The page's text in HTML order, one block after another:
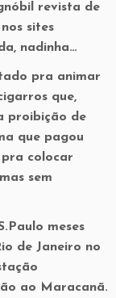
revista de
sites
nadinha…
pra animar
que,
proibição de
que pagou
colocar
sem
meses
de Janeiro no
ao Maracanã.